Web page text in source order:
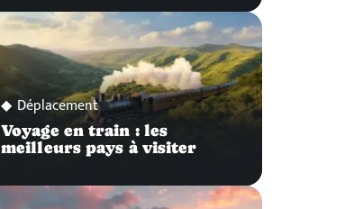
Déplacement
Voyage en train : les
meilleurs pays à visiter